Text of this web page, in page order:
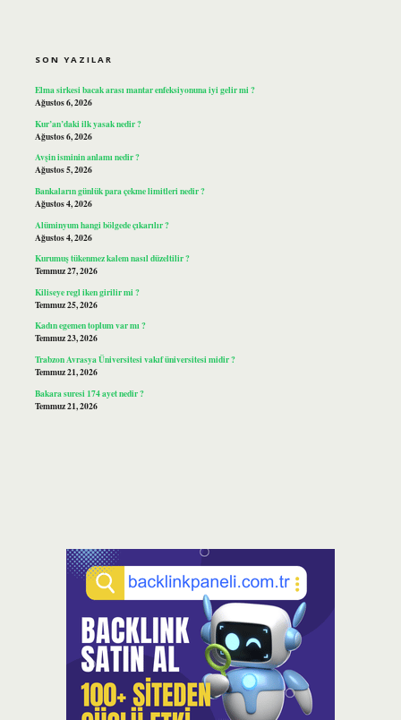
SON YAZILAR
Elma sirkesi bacak arası mantar enfeksiyonuna iyi gelir mi ?
Ağustos 6, 2026
Kur’an’daki ilk yasak nedir ?
Ağustos 6, 2026
Avşin isminin anlamı nedir ?
Ağustos 5, 2026
Bankaların günlük para çekme limitleri nedir ?
Ağustos 4, 2026
Alüminyum hangi bölgede çıkarılır ?
Ağustos 4, 2026
Kurumuş tükenmez kalem nasıl düzeltilir ?
Temmuz 27, 2026
Kiliseye regl iken girilir mi ?
Temmuz 25, 2026
Kadın egemen toplum var mı ?
Temmuz 23, 2026
Trabzon Avrasya Üniversitesi vakıf üniversitesi midir ?
Temmuz 21, 2026
Bakara suresi 174 ayet nedir ?
Temmuz 21, 2026